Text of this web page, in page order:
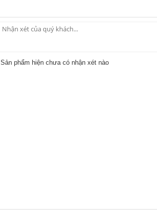
Sản phẩm hiện chưa có nhận xét nào